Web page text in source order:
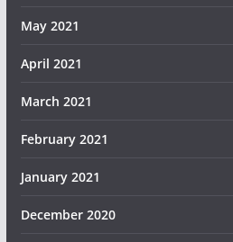
May 2021
April 2021
March 2021
February 2021
January 2021
December 2020